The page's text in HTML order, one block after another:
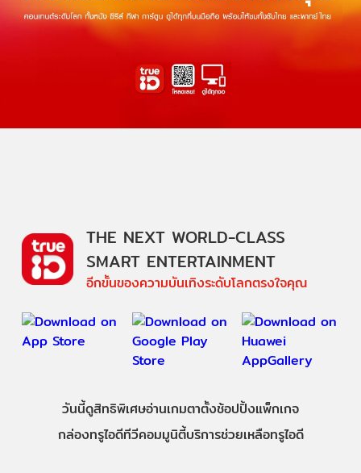
THE NEXT WORLD-CLASS
SMART ENTERTAINMENT
อีกขั้นของความบันเทิงระดับโลกตรงใจคุณ
วันนี้ดูสิทธิพิเศษอ่านเกมตาตั้งช้อปปิ้งแพ็กเกจ
กล่องทรูไอดีทีวีคอมมูนิตี้บริการช่วยเหลือทรูไอดี